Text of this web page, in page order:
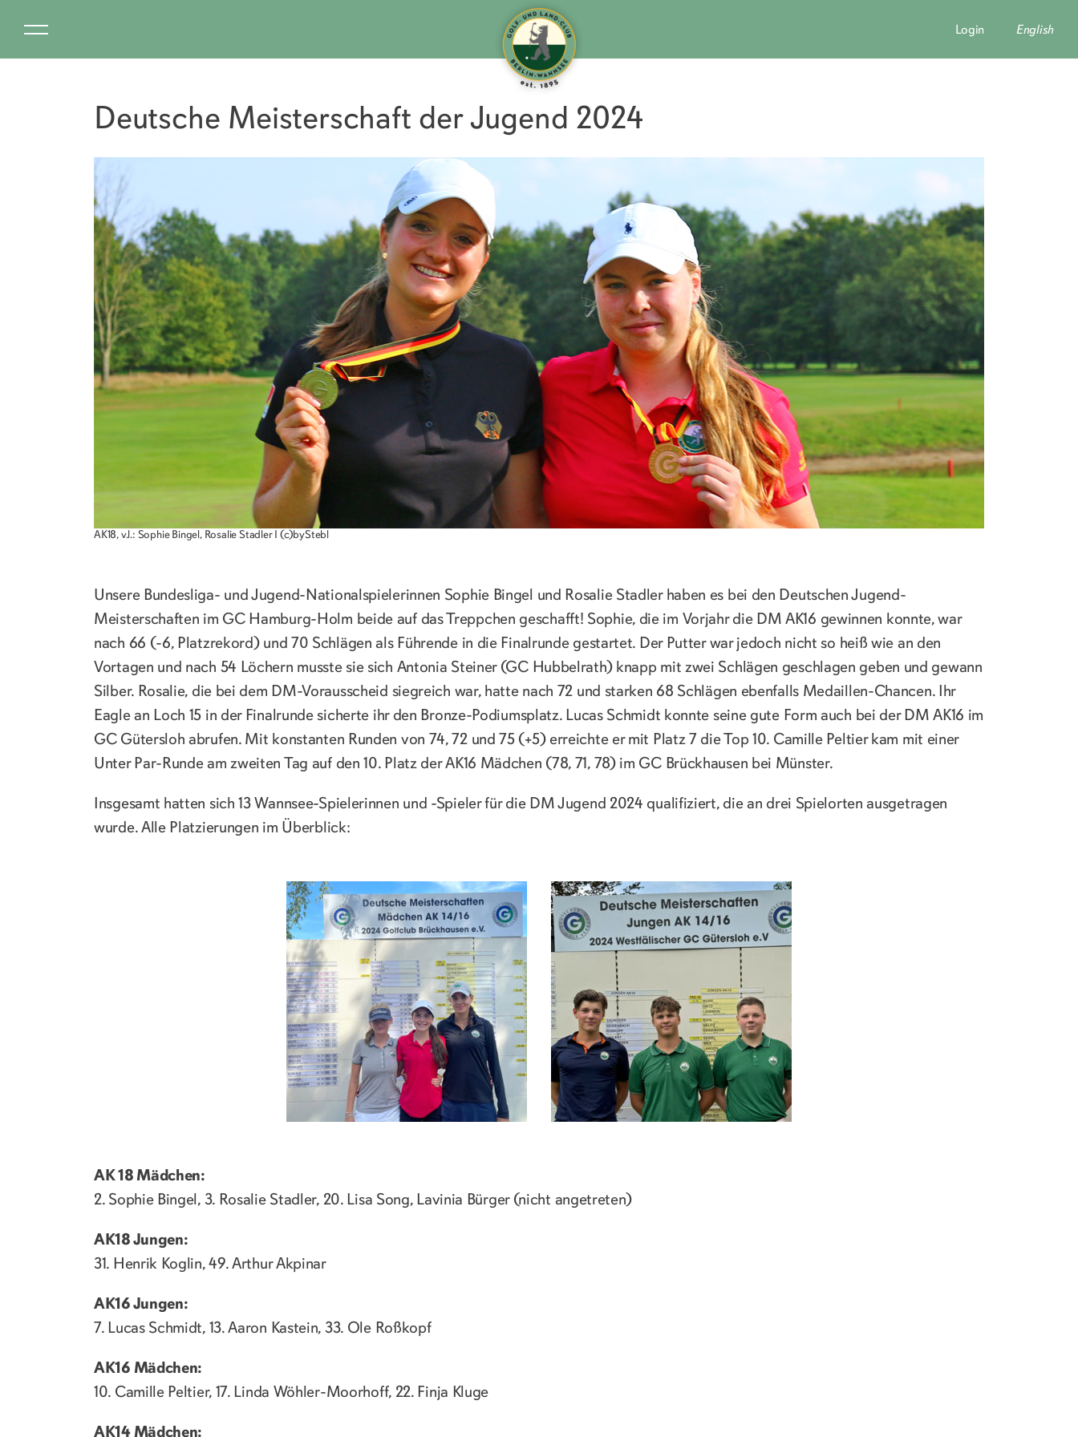
Login English
Deutsche Meisterschaft der Jugend 2024
AK18, v.l.: Sophie Bingel, Rosalie Stadler I (c)byStebl
Unsere Bundesliga- und Jugend-Nationalspielerinnen Sophie Bingel und Rosalie Stadler haben es bei den Deutschen Jugend-
Meisterschaften im GC Hamburg-Holm beide auf das Treppchen geschafft! Sophie, die im Vorjahr die DM AK16 gewinnen konnte, war
nach 66 (-6, Platzrekord) und 70 Schlägen als Führende in die Finalrunde gestartet. Der Putter war jedoch nicht so heiß wie an den
Vortagen und nach 54 Löchern musste sie sich Antonia Steiner (GC Hubbelrath) knapp mit zwei Schlägen geschlagen geben und gewann
Silber. Rosalie, die bei dem DM-Vorausscheid siegreich war, hatte nach 72 und starken 68 Schlägen ebenfalls Medaillen-Chancen. Ihr
Eagle an Loch 15 in der Finalrunde sicherte ihr den Bronze-Podiumsplatz. Lucas Schmidt konnte seine gute Form auch bei der DM AK16 im
GC Gütersloh abrufen. Mit konstanten Runden von 74, 72 und 75 (+5) erreichte er mit Platz 7 die Top 10. Camille Peltier kam mit einer
Unter Par-Runde am zweiten Tag auf den 10. Platz der AK16 Mädchen (78, 71, 78) im GC Brückhausen bei Münster.
Insgesamt hatten sich 13 Wannsee-Spielerinnen und -Spieler für die DM Jugend 2024 qualifiziert, die an drei Spielorten ausgetragen
wurde. Alle Platzierungen im Überblick:
AK 18 Mädchen:
2. Sophie Bingel, 3. Rosalie Stadler, 20. Lisa Song, Lavinia Bürger (nicht angetreten)
AK18 Jungen:
31. Henrik Koglin, 49. Arthur Akpinar
AK16 Jungen:
7. Lucas Schmidt, 13. Aaron Kastein, 33. Ole Roßkopf
AK16 Mädchen:
10. Camille Peltier, 17. Linda Wöhler-Moorhoff, 22. Finja Kluge
AK14 Mädchen: